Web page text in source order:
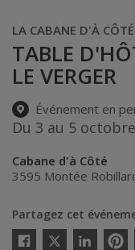
LA CABANE D'À
TABLE
LE VERGER
Événement en
Du 3 au 5
Cabane d'à Côté
3595 Montée
Partagez cet
Twitter